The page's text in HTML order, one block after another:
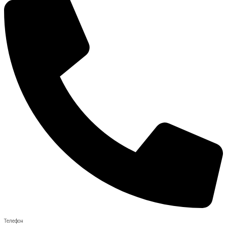
Телефон